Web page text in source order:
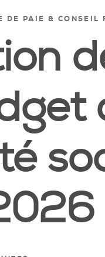
DE PAIE & CONSEIL